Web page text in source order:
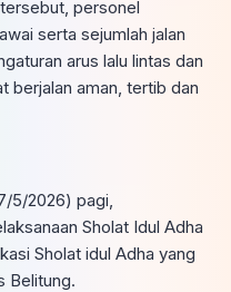
personel
serta sejumlah jalan
arus lalu lintas dan
berjalan aman, tertib dan
5/2026) pagi,
Sholat Idul Adha
Sholat idul Adha yang
Belitung.